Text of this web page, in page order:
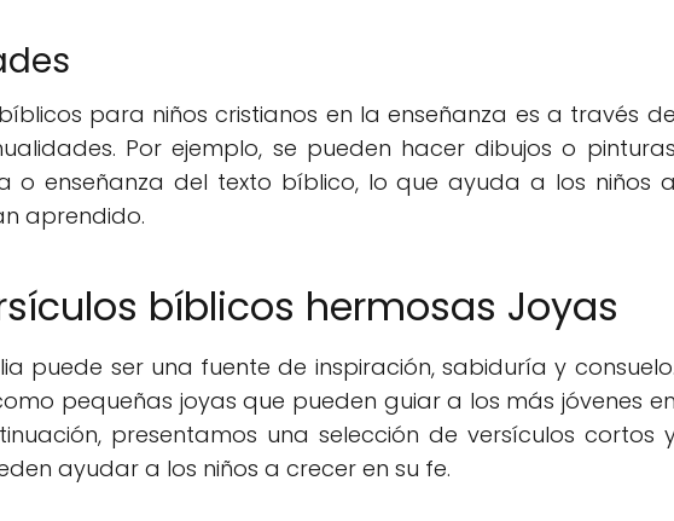
para niños cristianos en la enseñanza es a través de
Por ejemplo, se pueden hacer dibujos o pinturas
o enseñanza del texto bíblico, lo que ayuda a los niños a
aprendido.
bíblicos hermosas Joyas
puede ser una fuente de inspiración, sabiduría y consuelo.
pequeñas joyas que pueden guiar a los más jóvenes en
presentamos una selección de versículos cortos
ayudar a los niños a crecer en su fe.